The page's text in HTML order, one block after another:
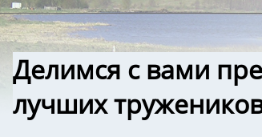
Делимся с вами
лучших